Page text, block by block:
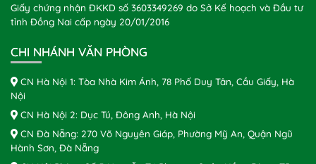
Giấy chứng nhận ĐKKD số 3603349269 do Sở Kế hoạch và Đầu tư
tỉnh Đồng Nai cấp ngày 20/01/2016
CHI NHÁNH VĂN PHÒNG
CN Hà Nội 1: Tòa Nhà Kim Ánh, 78 Phố Duy Tân, Cầu Giấy, Hà
Nội
CN Hà Nội 2: Dục Tú, Đông Anh, Hà Nội
CN Đà Nẵng: 270 Võ Nguyên Giáp, Phường Mỹ An, Quận Ngũ
Hành Sơn, Đà Nẵng